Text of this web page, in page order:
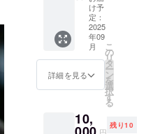
1.0mm
2.8mm
（甲丸
3mm～
5mmの
～
一切必
要あり
ません
・参加
したか
らと
いっ
見を強
要する
宮城県
の工房
を見学
し、そ
の技術
と製品
を確認
ます ・
リター
（牛タ
ンラン
チ付
き）】
・仙台
駅前に
ある、
代表：
しんの
（兼ス
クー
け予
定：
2025
年09
月
詳細を見る
こ
の
リ
タ
ー
ン
を
選
択
す
る
10, 残り10